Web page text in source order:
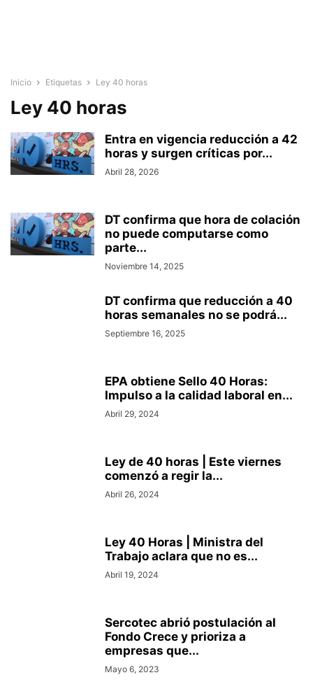
Inicio Etiquetas Ley 40 horas
Ley 40 horas
Entra en vigencia reducción a 42
horas y surgen críticas por...
Abril 28, 2026
DT confirma que hora de colación
no puede computarse como
parte...
Noviembre 14, 2025
DT confirma que reducción a 40
horas semanales no se podrá...
Septiembre 16, 2025
EPA obtiene Sello 40 Horas:
Impulso a la calidad laboral en...
Abril 29, 2024
Ley de 40 horas | Este viernes
comenzó a regir la...
Abril 26, 2024
Ley 40 Horas | Ministra del
Trabajo aclara que no es...
Abril 19, 2024
Sercotec abrió postulación al
Fondo Crece y prioriza a
empresas que...
Mayo 6, 2023